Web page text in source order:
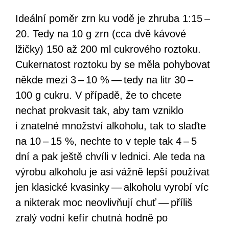
Ideální poměr zrn ku vodě je zhruba 1:15 –
20. Tedy na 10 g zrn (cca dvě kávové
lžičky) 150 až 200 ml cukrového roztoku.
Cukernatost roztoku by se měla pohybovat
někde mezi 3 – 10 % — tedy na litr 30 –
100 g cukru. V případě, že to chcete
nechat prokvasit tak, aby tam vzniklo
i znatelné množství alkoholu, tak to slaďte
na 10 – 15 %, nechte to v teple tak 4 – 5
dní a pak ještě chvíli v lednici. Ale teda na
výrobu alkoholu je asi vážně lepší používat
jen klasické kvasinky — alkoholu vyrobí víc
a nikterak moc neovlivňují chuť — příliš
zralý vodní kefír chutná hodně po